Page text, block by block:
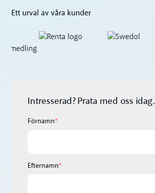
Ett urval av våra kunder
Intresserad? Prata med oss idag.
Förnamn*
Efternamn*